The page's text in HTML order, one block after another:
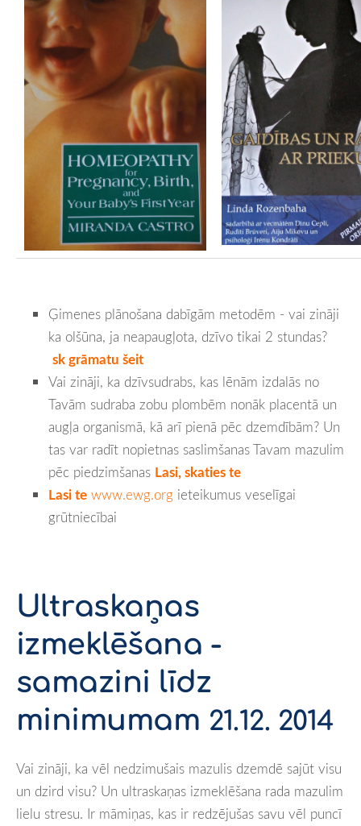
Ģimenes plānošana dabīgām metodēm - vai zināji
ka olšūna, ja neapaugļota, dzīvo tikai 2 stundas?
sk grāmatu šeit
Vai zināji, ka dzīvsudrabs, kas lēnām izdalās no
Tavām sudraba zobu plombēm nonāk placentā un
augļa organismā, kā arī pienā pēc dzemdībām? Un
tas var radīt nopietnas saslimšanas Tavam mazulim
pēc piedzimšanas Lasi, skaties te
Lasi te www.ewg.org ieteikumus veselīgai
grūtniecībai
Ultraskaņas
izmeklēšana -
samazini līdz
minimumam 21.12. 2014
Vai zināji, ka vēl nedzimušais mazulis dzemdē sajūt visu
un dzird visu? Un ultraskaņas izmeklēšana rada mazulim
lielu stresu. Ir māmiņas, kas ir redzējušas savu vēl puncī